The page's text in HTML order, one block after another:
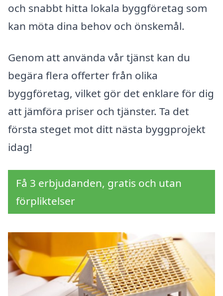
och snabbt hitta lokala byggföretag som
kan möta dina behov och önskemål.
Genom att använda vår tjänst kan du
begära flera offerter från olika
byggföretag, vilket gör det enklare för dig
att jämföra priser och tjänster. Ta det
första steget mot ditt nästa byggprojekt
idag!
Få 3 erbjudanden, gratis och utan
förpliktelser